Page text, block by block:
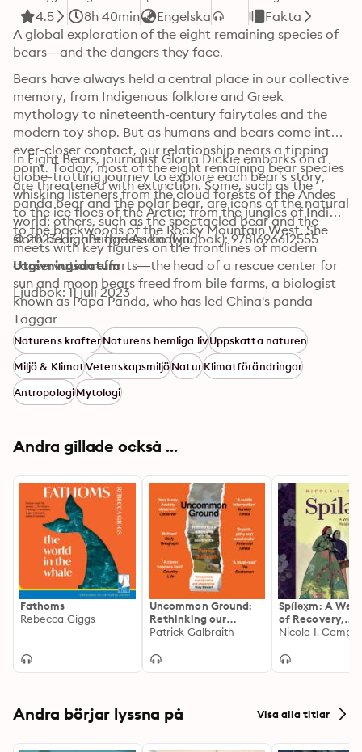
4.5 8h 40min Engelska
Fakta
A global exploration of the eight remaining species of
bears—and the dangers they face.
Bears have always held a central place in our collective
memory, from Indigenous folklore and Greek
mythology to nineteenth-century fairytales and the
modern toy shop. But as humans and bears come into
ever-closer contact, our relationship nears a tipping
point. Today, most of the eight remaining bear species
are threatened with extinction. Some, such as the
panda bear and the polar bear, are icons of the natural
world; others, such as the spectacled bear and the
sloth bear, are far less known.
In Eight Bears, journalist Gloria Dickie embarks on a
globe-trotting journey to explore each bear's story,
whisking listeners from the cloud forests of the Andes
to the ice floes of the Arctic; from the jungles of India
to the backwoods of the Rocky Mountain West. She
meets with key figures on the frontlines of modern
conservation efforts—the head of a rescue center for
sun and moon bears freed from bile farms, a biologist
known as Papa Panda, who has led China's panda-
breeding efforts for almost four decades, a
conservationist retraining a military radar system to
detect and track polar bears near towns—to reveal
the unparalleled challenges bears face as they contend
with a rapidly changing climate and encroaching
human populations.
© 2023 HighBridge Audio (Ljudbok): 9781696612555
Utgivningsdatum
Ljudbok: 11 juli 2023
Taggar
Naturens krafterNaturens hemliga livUppskatta naturen
Miljö & KlimatVetenskapsmiljöNaturKlimatförändringar
AntropologiMytologi
Andra gillade också ...
Fathoms
Rebecca Giggs
Uncommon Ground:
Rethinking our
relationship with the
Patrick Galbraith
Spíləx̣m: A
of Recovery,
Resilience, and
Nicola I.
Andra börjar lyssna på Visa alla titlar